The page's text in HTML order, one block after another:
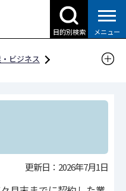
目的別検索 メニュー
ビジネス
役務の提供、賃借・売払
契約結果等情報
契約結果等情報（建設
更新日：2026年7月1日